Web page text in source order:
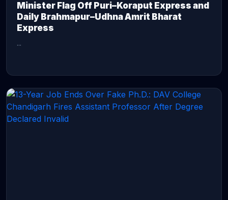
Minister Flag Off Puri–Koraput Express and
Daily Brahmapur–Udhna Amrit Bharat
Express
...